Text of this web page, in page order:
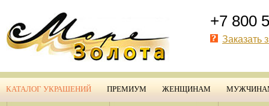
+7 800
Заказать
КАТАЛОГ УКРАШЕНИЙ ПРЕМИУМ ЖЕНЩИНАМ